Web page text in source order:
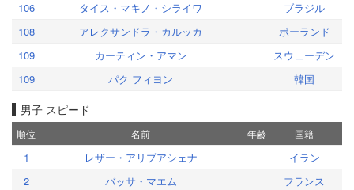
106
タイス・マキノ・シライワ
ブラジル
108
アレクサンドラ・カルッカ
ポーランド
109
カーティン・アマン
スウェーデン
109
パク フィヨン 韓国
男子 スピード
順位 名前 年齢 国籍
1 レザー・アリプアシェナ
イラン
2
バッサ・マエム
フランス